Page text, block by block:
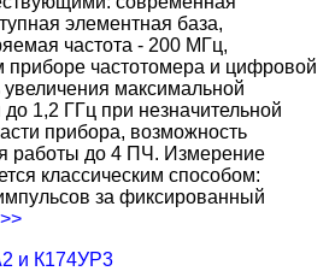
элементная база,
частота - 200 МГц,
частотомера и цифровой
максимальной
1,2 ГГц при незначительной
прибора, возможность
работы до 4 ПЧ. Измерение
классическим способом:
за фиксированный
и К174УР3